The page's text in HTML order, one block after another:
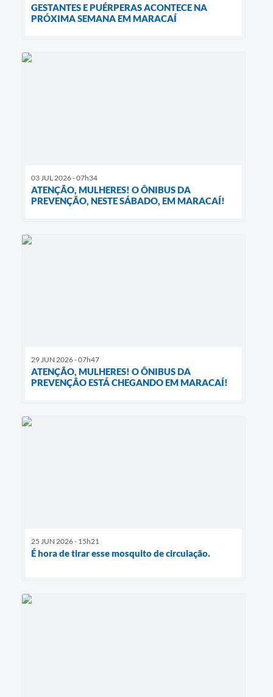
GESTANTES E PUÉRPERAS ACONTECE NA
PRÓXIMA SEMANA EM MARACAÍ
03 JUL 2026 - 07h34
ATENÇÃO, MULHERES! O ÔNIBUS DA
PREVENÇÃO, NESTE SÁBADO, EM MARACAÍ!
29 JUN 2026 - 07h47
ATENÇÃO, MULHERES! O ÔNIBUS DA
PREVENÇÃO ESTÁ CHEGANDO EM MARACAÍ!
25 JUN 2026 - 15h21
É hora de tirar esse mosquito de circulação.